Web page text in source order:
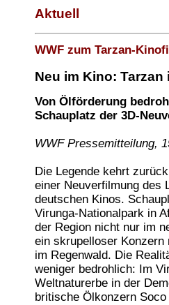
Aktuell
WWF zum Tarzan-
Neu im Kino:
Von Ölförderung
Schauplatz der 3D-
WWF Pressemitteilung,
Die Legende kehrt
einer Neuverfilmung des
deutschen Kinos.
Virunga-Nationalpark in
der Region nicht nur im
ein skrupelloser Konzern
im Regenwald. Die
weniger bedrohlich: Im
Weltnaturerbe in der
britische Ölkonzern